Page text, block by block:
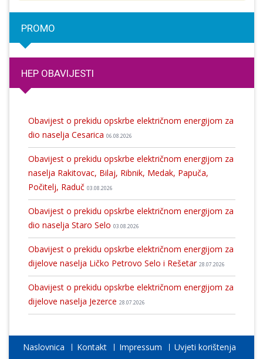
PROMO
HEP OBAVIJESTI
Obavijest o prekidu opskrbe električnom energijom za
dio naselja Cesarica 06.08.2026
Obavijest o prekidu opskrbe električnom energijom za
naselja Rakitovac, Bilaj, Ribnik, Medak, Papuča,
Počitelj, Raduč 03.08.2026
Obavijest o prekidu opskrbe električnom energijom za
dio naselja Staro Selo 03.08.2026
Obavijest o prekidu opskrbe električnom energijom za
dijelove naselja Ličko Petrovo Selo i Rešetar 28.07.2026
Obavijest o prekidu opskrbe električnom energijom za
dijelove naselja Jezerce 28.07.2026
Naslovnica Kontakt Impressum Uvjeti korištenja